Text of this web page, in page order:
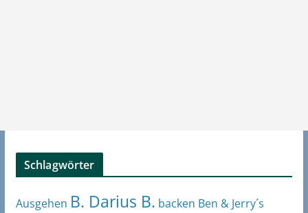
Schlagwörter
Ausgehen B. Darius B. backen Ben & Jerry´s